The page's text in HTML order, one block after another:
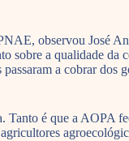
observou José
sobre a qualidade da
a cobrar dos
Tanto é que a AOPA